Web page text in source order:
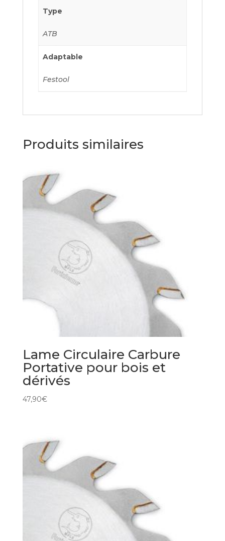
Type
ATB
Adaptable
Festool
Produits similaires
Lame Circulaire Carbure
Portative pour bois et
dérivés
47,90€